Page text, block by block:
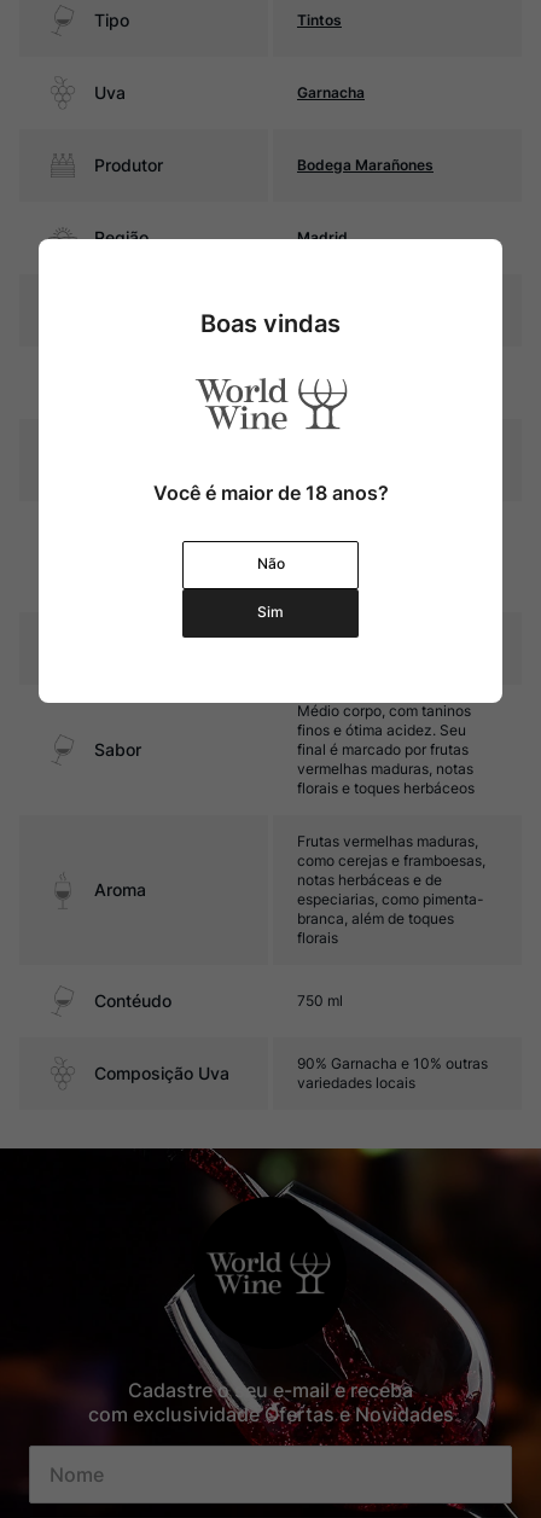
Tipo Tintos
Uva Garnacha
Produtor Bodega Marañones
Região Madrid
Espanha
violáceos
carvalho francês + 2 meses
carvalho
Sabor
Médio corpo, com taninos
finos e ótima acidez. Seu
final é marcado por frutas
vermelhas maduras, notas
florais e toques herbáceos
Aroma
Frutas vermelhas maduras,
como cerejas e framboesas,
notas herbáceas e de
especiarias, como pimenta-
branca, além de toques
florais
Contéudo 750 ml
Composição Uva
90% Garnacha e 10% outras
variedades locais
Cadastre o seu e-mail e receba
com exclusividade Ofertas e Novidades
Boas vindas
Você é maior de 18 anos?
Não
Sim